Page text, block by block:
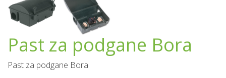
Past za podgane Bora
Past za podgane Bora